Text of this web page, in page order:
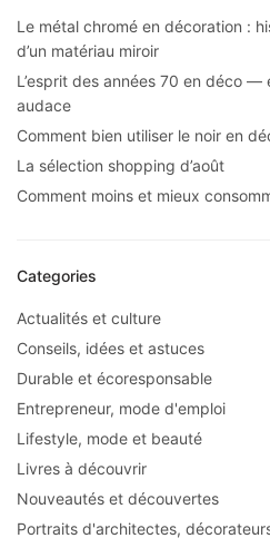
Le métal chromé en décoration :
d’un matériau miroir
L’esprit des années 70 en déco
audace
Comment bien utiliser le noir en
La sélection shopping d’août
Comment moins et mieux
Categories
Actualités et culture
Conseils, idées et astuces
Durable et écoresponsable
Entrepreneur, mode d'emploi
Lifestyle, mode et beauté
Livres à découvrir
Nouveautés et découvertes
Portraits d'architectes,